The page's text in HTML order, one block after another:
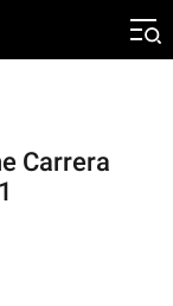
Carrera